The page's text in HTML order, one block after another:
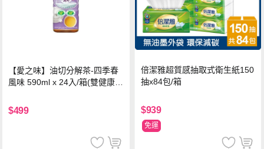
【愛之味】油切分解茶-四季春
風味 590ml x 24入/箱(雙健康認
$499
倍潔雅超質感抽取式衛生紙150
抽x84包/箱
$939
免運